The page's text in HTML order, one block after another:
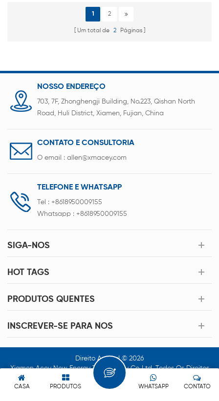
1 2
Um total de 2 Páginas
NOSSO ENDEREÇO
703, 7F, Zhonghengji Building, No.223, Qishan North
Road, Huli District, Xiamen, Fujian, China
CONTATO E CONSULTORIA
O email : allen@xmacey.com
TELEFONE E WHATSAPP
Tel : +8618950009155
Whatsapp : +8618950009155
SIGA-NOS
HOT TAGS
PRODUTOS QUENTES
INSCREVER-SE PARA NOS
Direito Autoral © 2026
Xiamen Acey New Energy Technology Co.,Ltd. Todos Os Direitos
Reservados.
CASA PRODUTOS CONTATO
WHATSAPP